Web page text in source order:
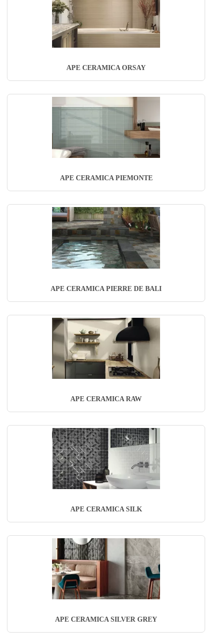
APE CERAMICA ORSAY
APE CERAMICA PIEMONTE
APE CERAMICA PIERRE DE BALI
APE CERAMICA RAW
APE CERAMICA SILK
APE CERAMICA SILVER GREY